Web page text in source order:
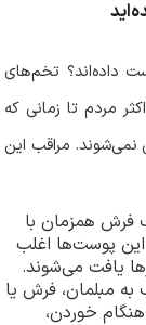
داده‌اند؟ تخم‌های
مردم تا زمانی که
نمی‌شوند. مراقب این
فرش همزمان با
پوست‌ها اغلب
یافت می‌شوند.
به مبلمان، فرش یا
خوردن،